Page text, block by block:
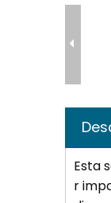
Esta
r